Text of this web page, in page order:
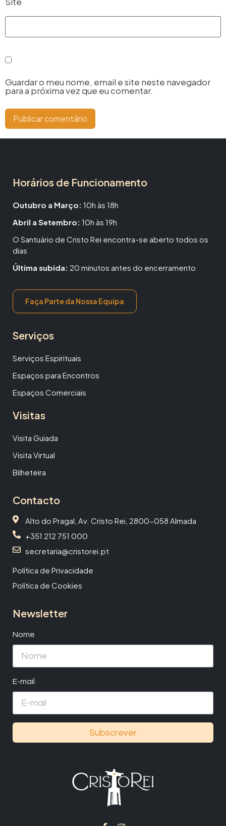
Guardar o meu nome, email e site neste navegador
para a próxima vez que eu comentar.
Horários de Funcionamento
Outubro a Março: 10h às 18h
Abril a Setembro: 10h às 19h
O Santuário de Cristo Rei encontra-se aberto todos os
dias
Última subida: 20 minutos antes do encerramento
Faça Parte da Nossa Equipa
Serviços
Serviços Espirituais
Espaços para Encontros
Espaços Comerciais
Visitas
Visita Guiada
Visita Virtual
Bilheteira
Contacto
Alto do Pragal, Av. Cristo Rei, 2800-058 Almada
+351 212 751 000
secretaria@cristorei.pt
Política de Privacidade
Política de Cookies
Newsletter
Nome
E-mail
Subscrever